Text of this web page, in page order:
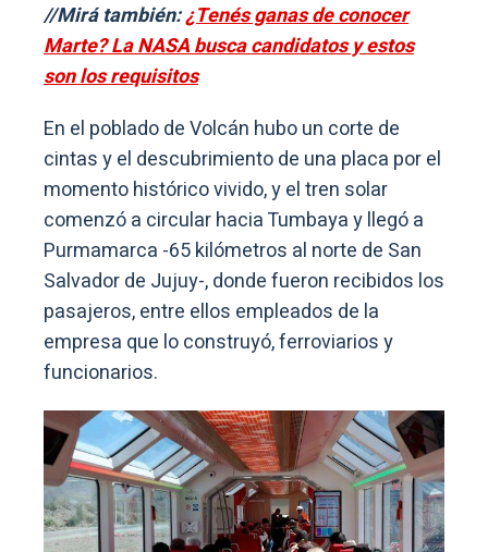
//Mirá también:¿Tenés ganas de conocer
Marte? La NASA busca candidatos y estos
son los requisitos
En el poblado de Volcán hubo un corte de
cintas y el descubrimiento de una placa por el
momento histórico vivido, y el tren solar
comenzó a circular hacia Tumbaya y llegó a
Purmamarca -65 kilómetros al norte de San
Salvador de Jujuy-, donde fueron recibidos los
pasajeros, entre ellos empleados de la
empresa que lo construyó, ferroviarios y
funcionarios.